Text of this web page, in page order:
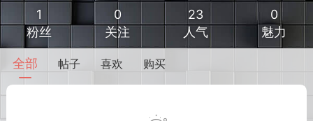
我的钱包 道具 排行榜
1
粉丝
0
关注
23
人气
0
魅力
全部 帖子 喜欢 购买